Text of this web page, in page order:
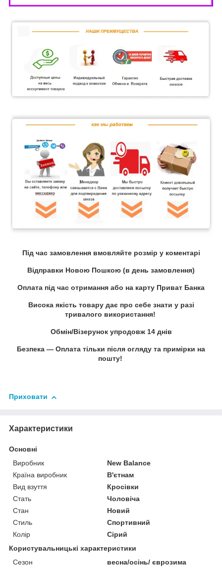
Під час замовлення вмовляйте розмір у коментарі
Відправки Новою Пошкою (в день замовлення)
Оплата під час отримання або на карту Приват Банка
Висока якість товару дає про себе знати у разі
тривалого використання!
Обмін/Візерунок упродовж 14 днів
Безпека — Оплата тільки після огляду та примірки на
пошту!
Приховати
Характеристики
Основні
Виробник
New Balance
Країна виробник
В'єтнам
Вид взуття
Кросівки
Стать
Чоловіча
Стан
Новий
Стиль
Спортивний
Колір
Сірий
Користувальницькі характеристики
Сезон
весна/осінь/ єврозима